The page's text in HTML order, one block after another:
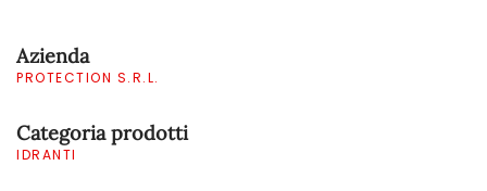
Azienda
PROTECTION S.R.L.
Categoria prodotti
IDRANTI